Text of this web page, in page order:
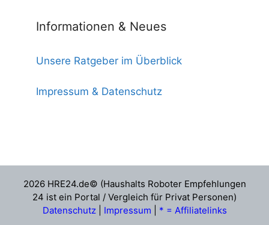
Informationen & Neues
Unsere Ratgeber im Überblick
Impressum & Datenschutz
2026 HRE24.de© (Haushalts Roboter Empfehlungen
24 ist ein Portal / Vergleich für Privat Personen)
Datenschutz| Impressum * = Affiliatelinks